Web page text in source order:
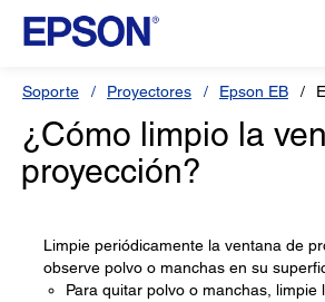
Soporte Proyectores Epson EB
¿Cómo limpio la
proyección?
Limpie periódicamente la ventana de
observe polvo o manchas en su
Para quitar polvo o manchas, limpie